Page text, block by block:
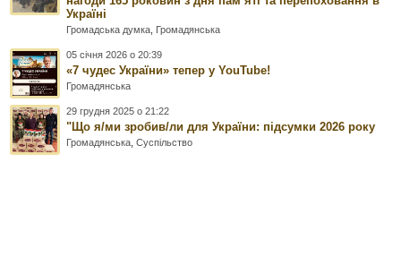
Україні
Громадська думка Громадянська
05 січня 2026 о 20:39
«7 чудес України» тепер у YouTube!
Громадянська
29 грудня 2025 о 21:22
"Що я/ми зробив/ли для України: підсумки 2026 року
Громадянська ,Суспільство